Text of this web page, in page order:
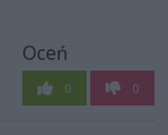
Oceń
0 0